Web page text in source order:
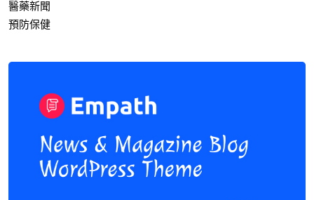
醫藥新聞
預防保健